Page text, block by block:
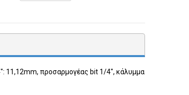
11,12mm, προσαρμογέας bit 1/4", κάλυμμα